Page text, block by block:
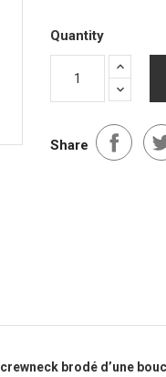
Quantity
Share
crewneck brodé d’une